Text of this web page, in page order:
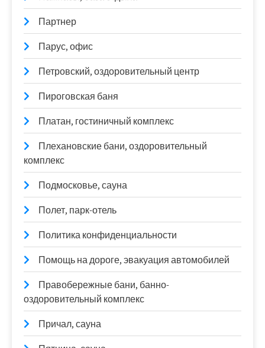
Партнер
Парус, офис
Петровский, оздоровительный центр
Пироговская баня
Платан, гостиничный комплекс
Плехановские бани, оздоровительный
комплекс
Подмосковье, сауна
Полет, парк-отель
Политика конфиденциальности
Помощь на дороге, эвакуация автомобилей
Правобережные бани, банно-
оздоровительный комплекс
Причал, сауна